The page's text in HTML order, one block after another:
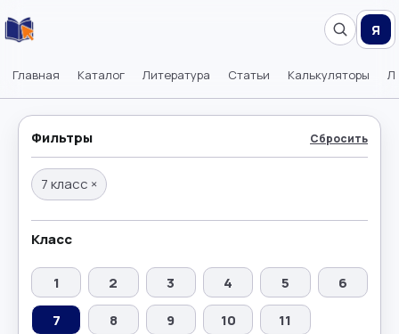
Главная Каталог Литература Статьи Калькуляторы
Я
Фильтры Сбросить
7 класс ×
Класс
1 2 3 4 5
6
7
8 9 10 11